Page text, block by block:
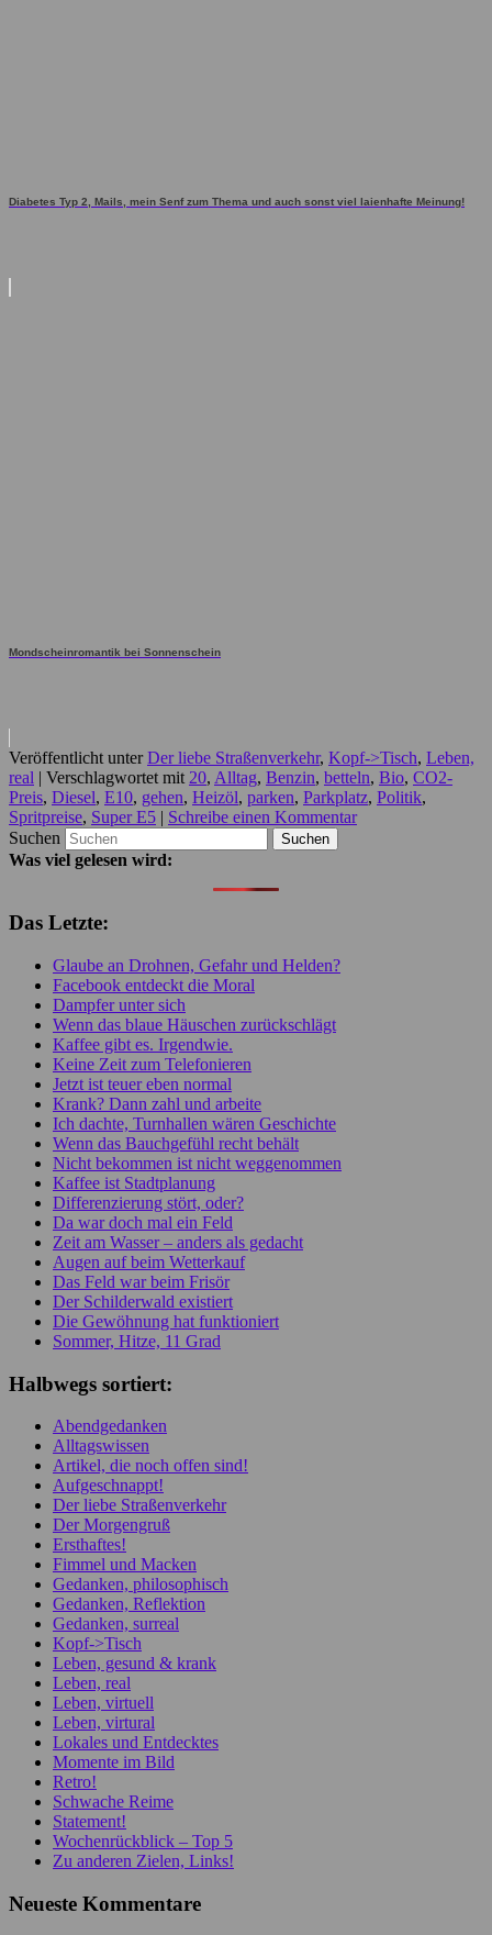
Diabetes Typ 2, Mails, mein Senf zum Thema und auch sonst viel laienhafte Meinung!
Mondscheinromantik bei Sonnenschein
Veröffentlicht unter Der liebe Straßenverkehr, Kopf->Tisch, Leben,
real | Verschlagwortet mit 20, Alltag, Benzin, betteln, Bio, CO2-
Preis, Diesel, E10, gehen, Heizöl, parken, Parkplatz, Politik,
Spritpreise, Super E5 | Schreibe einen Kommentar
Suchen
Was viel gelesen wird:
Das Letzte:
Glaube an Drohnen, Gefahr und Helden?
Facebook entdeckt die Moral
Dampfer unter sich
Wenn das blaue Häuschen zurückschlägt
Kaffee gibt es. Irgendwie.
Keine Zeit zum Telefonieren
Jetzt ist teuer eben normal
Krank? Dann zahl und arbeite
Ich dachte, Turnhallen wären Geschichte
Wenn das Bauchgefühl recht behält
Nicht bekommen ist nicht weggenommen
Kaffee ist Stadtplanung
Differenzierung stört, oder?
Da war doch mal ein Feld
Zeit am Wasser – anders als gedacht
Augen auf beim Wetterkauf
Das Feld war beim Frisör
Der Schilderwald existiert
Die Gewöhnung hat funktioniert
Sommer, Hitze, 11 Grad
Halbwegs sortiert:
Abendgedanken
Alltagswissen
Artikel, die noch offen sind!
Aufgeschnappt!
Der liebe Straßenverkehr
Der Morgengruß
Ersthaftes!
Fimmel und Macken
Gedanken, philosophisch
Gedanken, Reflektion
Gedanken, surreal
Kopf->Tisch
Leben, gesund & krank
Leben, real
Leben, virtuell
Leben, virtural
Lokales und Entdecktes
Momente im Bild
Retro!
Schwache Reime
Statement!
Wochenrückblick – Top 5
Zu anderen Zielen, Links!
Neueste Kommentare